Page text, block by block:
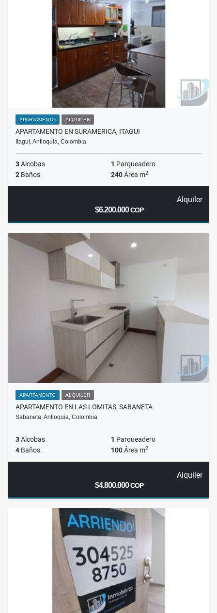
APARTAMENTO ALQUILER
APARTAMENTO EN SURAMERICA, ITAGUI
Itagui, Antioquia, Colombia
3Alcobas 1 Parqueadero
2 Baños 240Área m2
Alquiler
$6.200.000COP
APARTAMENTO ALQUILER
APARTAMENTO EN LAS LOMITAS, SABANETA
Sabaneta, Antioquia, Colombia
3Alcobas 1 Parqueadero
4 Baños 100Área m2
Alquiler
$4.800.000COP